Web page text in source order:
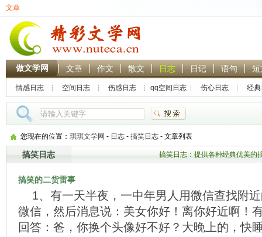
文章
做文学网 文章 作文 散文 日志 日记 语句 短
情感日志 空间日志 伤感日志 qq空间日志 伤心日志 经
热门搜索：
您现在的位置： 琪琪文学网 - 日志 - 搞笑日志 - 文章列表
搞笑日志 搞笑日志：提供各种经典优美的
搞笑的二货雷事
1、有一天半夜，一中年男人用微信查找附
微信，然后消息说：美女你好！离你好近啊！
回答：爸，你换个头像好不好？大晚上的，快